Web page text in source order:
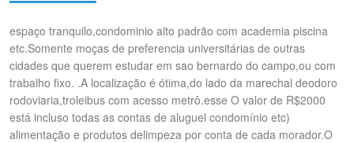
espaço tranquilo,condominio alto padrão com academia piscina
etc.Somente moças de preferencia universitárias de outras
cidades que querem estudar em sao bernardo do campo,ou com
trabalho fixo. .A localização é ótima,do lado da marechal deodoro
rodoviaria,troleibus com acesso metrô.esse O valor de R$2000
está incluso todas as contas de aluguel condomínio etc)
alimentação e produtos delimpeza por conta de cada morador.O